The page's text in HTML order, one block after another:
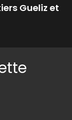
Gueliz et